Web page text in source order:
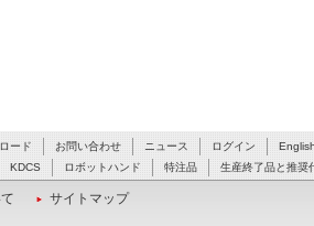
ード お問い合わせ ニュース ログイン
KDCS ロボットハンド 特注品 生産終了品と推奨
サイトマップ